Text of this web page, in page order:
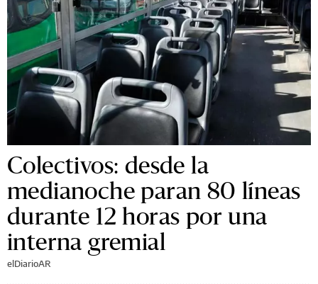
Colectivos: desde la
medianoche paran 80 líneas
durante 12 horas por una
interna gremial
elDiarioAR